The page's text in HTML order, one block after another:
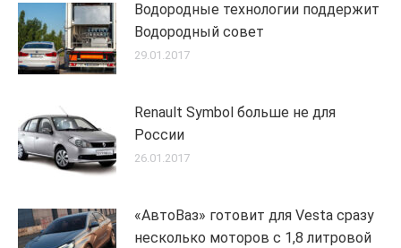
Водородные технологии поддержит
Водородный совет
29.01.2017
Renault Symbol больше не для
России
26.01.2017
«АвтоВаз» готовит для Vesta сразу
несколько моторов с 1,8 литровой